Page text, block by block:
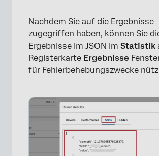
Nachdem Sie auf die Ergebnisse
zugegriffen haben, können Sie
Ergebnisse im JSON im Statistik
Registerkarte Ergebnisse
für Fehlerbehebungszwecke